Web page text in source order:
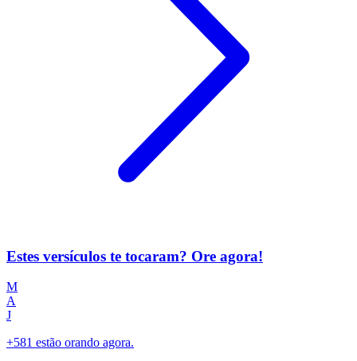
Estes versículos te tocaram? Ore agora!
M
A
J
+581 estão orando agora.